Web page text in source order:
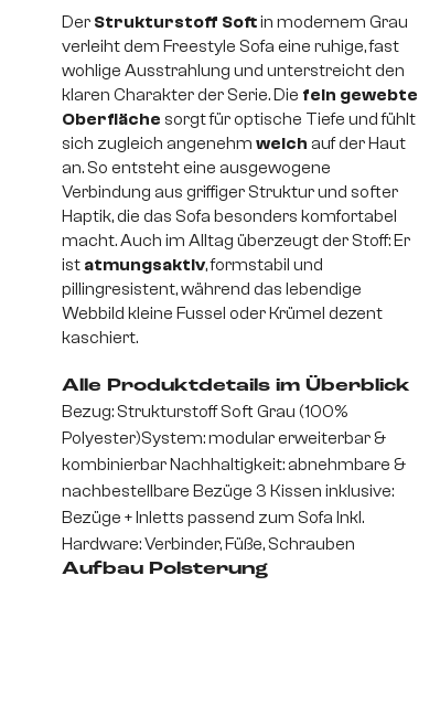
Der Strukturstoff Softin modernem Grau
verleiht dem Freestyle Sofa eine ruhige, fast
wohlige Ausstrahlung und unterstreicht den
klaren Charakter der Serie. Die fein gewebte
Oberfläche sorgt für optische Tiefe und fühlt
sich zugleich angenehm weich auf der Haut
an. So entsteht eine ausgewogene
Verbindung aus griffiger Struktur und softer
Haptik, die das Sofa besonders komfortabel
macht. Auch im Alltag überzeugt der Stoff: Er
ist atmungsaktiv, formstabil und
pillingresistent, während das lebendige
Webbild kleine Fussel oder Krümel dezent
kaschiert.
Alle Produktdetails im Überblick
Bezug: Strukturstoff Soft Grau (100%
Polyester)System: modular erweiterbar &
kombinierbar Nachhaltigkeit: abnehmbare &
nachbestellbare Bezüge 3 Kissen inklusive:
Bezüge + Inletts passend zum Sofa Inkl.
Hardware: Verbinder, Füße, Schrauben
Aufbau Polsterung